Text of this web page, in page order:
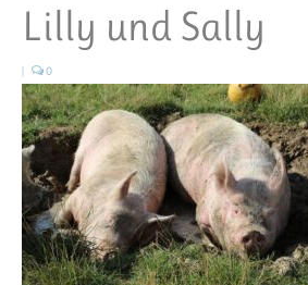
Pat*in werden
Patenschaft verschenken
Blog
FAQ
Lilly und Sally
| 0